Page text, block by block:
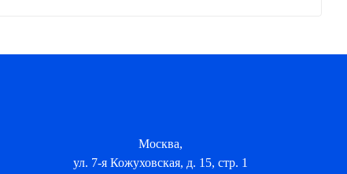
Москва,
ул. 7-я Кожуховская, д. 15, стр. 1